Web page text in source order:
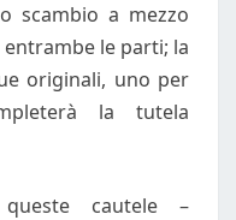
scambio a mezzo
le parti; la
originali, uno per
la tutela
cautele –